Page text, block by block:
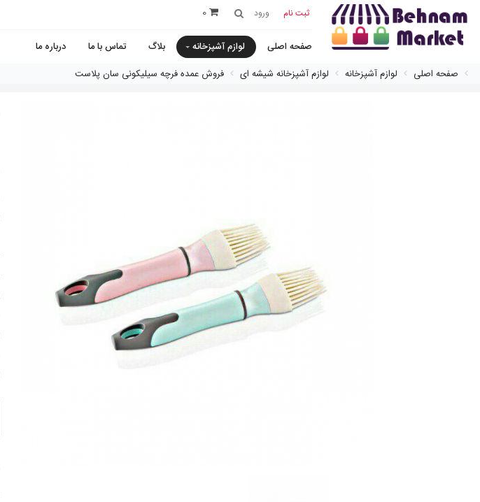
ثبت نام ورود 0
صفحه اصلی لوازم آشپزخانه بلاگ تماس با ما
درباره ما
صفحه اصلی
لوازم آشپزخانه لوازم آشپزخانه شیشه ای فروش عمده فرچه سیلیکونی سان پلاست